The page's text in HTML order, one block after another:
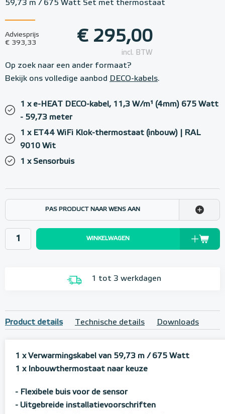
59,73 m / 675 Watt Set met thermostaat
Adviesprijs
€ 393,33
€ 295,00
incl. BTW
Op zoek naar een ander formaat?
Bekijk ons volledige aanbod DECO-kabels.
1 x e-HEAT DECO-kabel, 11,3 W/m¹ (4mm) 675 Watt
- 59,73 meter
1 x ET44 WiFi Klok-thermostaat (inbouw) | RAL
9010 Wit
1 x Sensorbuis
PAS PRODUCT NAAR WENS AAN
WINKELWAGEN
1 tot 3 werkdagen
Product details Technische details Downloads
1 x Verwarmingskabel van 59,73 m / 675 Watt
1 x Inbouwthermostaat naar keuze
- Flexibele buis voor de sensor
- Uitgebreide installatievoorschriften